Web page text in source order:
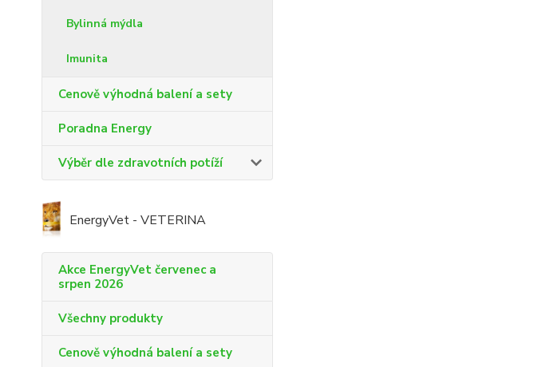
Bylinná mýdla
Imunita
Cenově výhodná balení a sety
Poradna Energy
Výběr dle zdravotních potíží
EnergyVet - VETERINA
Akce EnergyVet červenec a
srpen 2026
Všechny produkty
Cenově výhodná balení a sety